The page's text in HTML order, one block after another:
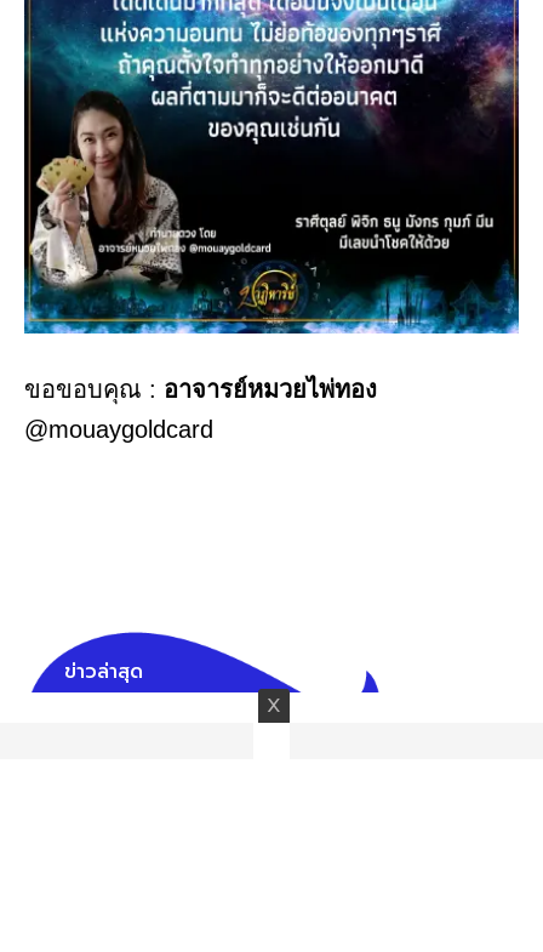
ขอขอบคุณ : อาจารย์หมวยไพ่ทอง
@mouaygoldcard
ข่าวล่าสุด